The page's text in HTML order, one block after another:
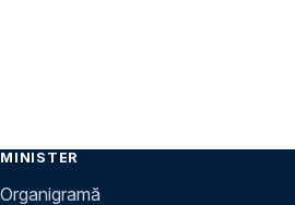
MINISTER
Organigramă